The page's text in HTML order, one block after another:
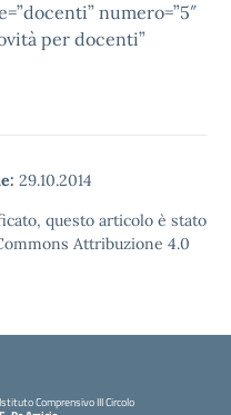
numero=”5″
per docenti”
29.10.2014
questo articolo è stato
Attribuzione 4.0
Istituto Comprensivo III Circolo